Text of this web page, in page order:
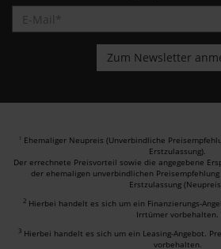
1 Ehemaliger Neupreis (Unverbindliche
Erstzulassung).
Der errechnete Preisvorteil sowie die angegebene
der ehemaligen unverbindlichen
Erstzulassung
2 Hierbei handelt es sich um ein Finanzierungs-
Irrtümer vorbehalten.
3 Hierbei handelt es sich um ein Leasing-Angebot.
vorbehalten.